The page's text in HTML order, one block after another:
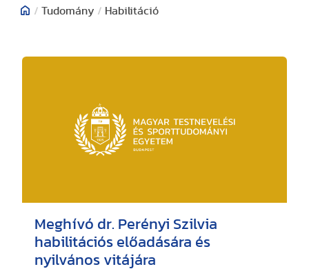
/ Tudomány / Habilitáció
Meghívó dr. Perényi Szilvia
habilitációs előadására és
nyilvános vitájára